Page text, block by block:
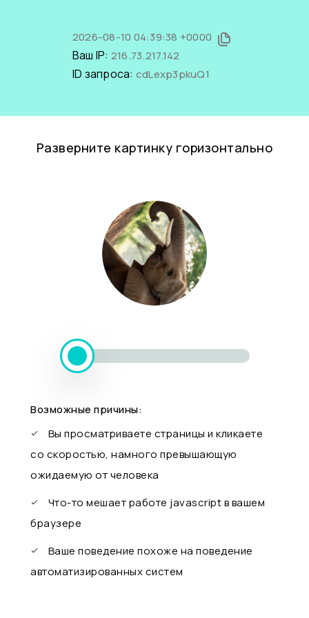
2026-08-10 04:39:38 +0000
Ваш IP: 216.73.217.142
ID запроса: cdLexp3pkuQ1
Разверните картинку горизонтально
Возможные причины:
Вы просматриваете страницы и кликаете
со скоростью, намного превышающую
ожидаемую от человека
Что-то мешает работе javascript в вашем
браузере
Ваше поведение похоже на поведение
автоматизированных систем